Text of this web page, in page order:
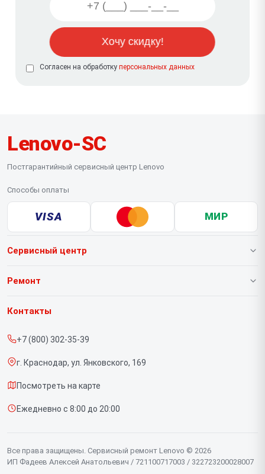
Согласен на обработку персональных данных
Lenovo-SC
Постгарантийный сервисный центр Lenovo
Способы оплаты
VISA МИР
Сервисный центр
О нашем сервисе
Срочный ремонт
Доставка и способы оплаты
Диагностика
Контакты
Ремонт
Ноутбуков
Контакты
+7 (800) 302-35-39
г. Краснодар, ул. Янковского, 169
Посмотреть на карте
Ежедневно с 8:00 до 20:00
Все права защищены. Сервисный ремонт Lenovo © 2026
ИП Фадеев Алексей Анатольевич / 721100717003 / 322723200028007